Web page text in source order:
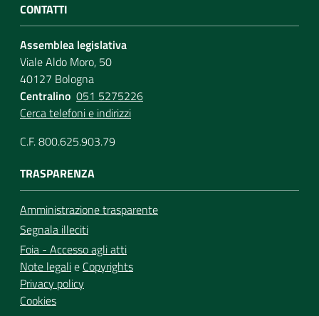
CONTATTI
Assemblea legislativa
Viale Aldo Moro, 50
40127 Bologna
Centralino 051 5275226
Cerca telefoni e indirizzi
C.F. 800.625.903.79
TRASPARENZA
Amministrazione trasparente
Segnala illeciti
Foia - Accesso agli atti
Note legalie Copyrights
Privacy policy
Cookies